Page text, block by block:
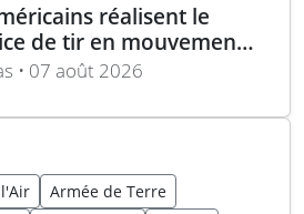
réalisent le
de tir en mouvement
à Okinawa
• 07 août 2026
Armée de Terre